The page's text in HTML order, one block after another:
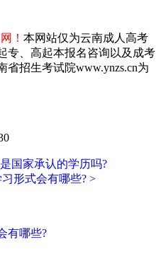
！ 本网站仅为云南成人高考
专、高起本报名咨询以及成考
招生考试院www.ynzs.cn为
国家承认的学历吗?
形式会有哪些? >
有哪些?